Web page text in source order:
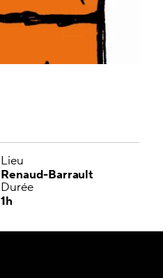
Lieu
Renaud-Barrault
Durée
1h